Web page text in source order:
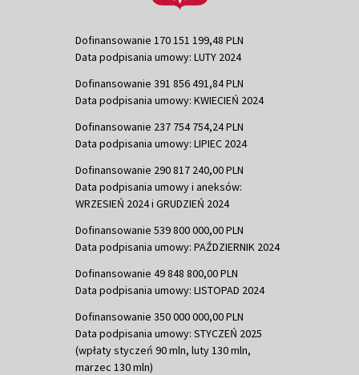
Dofinansowanie 170 151 199,48 PLN
Data podpisania umowy: LUTY 2024
Dofinansowanie 391 856 491,84 PLN
Data podpisania umowy: KWIECIEŃ 2024
Dofinansowanie 237 754 754,24 PLN
Data podpisania umowy: LIPIEC 2024
Dofinansowanie 290 817 240,00 PLN
Data podpisania umowy i aneksów:
WRZESIEŃ 2024 i GRUDZIEŃ 2024
Dofinansowanie 539 800 000,00 PLN
Data podpisania umowy: PAŹDZIERNIK 2024
Dofinansowanie 49 848 800,00 PLN
Data podpisania umowy: LISTOPAD 2024
Dofinansowanie 350 000 000,00 PLN
Data podpisania umowy: STYCZEŃ 2025
(wpłaty styczeń 90 mln, luty 130 mln,
marzec 130 mln)